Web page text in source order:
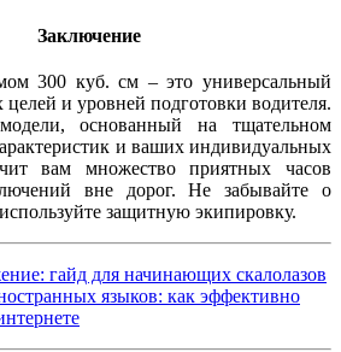
Заключение
300 куб. см – это универсальный
целей и уровней подготовки водителя.
основанный на тщательном
и ваших индивидуальных
вам множество приятных часов
вне дорог. Не забывайте о
защитную экипировку.
гайд для начинающих скалолазов
языков: как эффективно